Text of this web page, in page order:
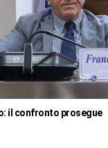
il confronto prosegue